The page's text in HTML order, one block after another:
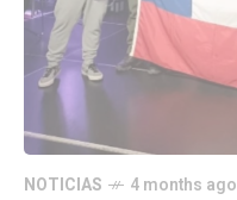
NOTICIAS 4 months ago